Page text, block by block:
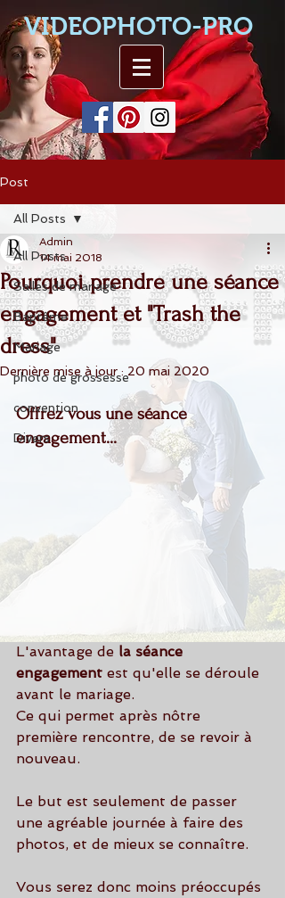
VIDEOPHOTO-PRO
Post
All Posts
Salles de mariage
Baptême
Mariage
photo de grossesse
convention
Divers
All Posts
Pourquoi prendre une séance
engagement et "Trash the
dress"
Admin
14 mai 2018
Dernière mise à jour : 20 mai 2020
Offrez vous une séance
engagement...
L'avantage de la séance
engagement est qu'elle se déroule
avant le mariage.
Ce qui permet après nôtre
première rencontre, de se revoir à
nouveau.
Le but est seulement de passer
une agréable journée à faire des
photos, et de mieux se connaître.
Vous serez donc moins préoccupés